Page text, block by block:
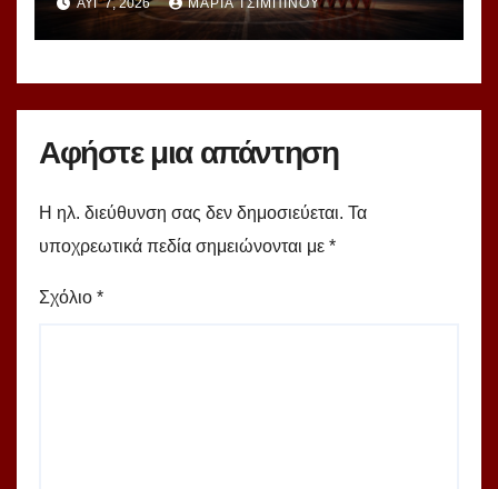
ομάδες!
ΑΥΓ 7, 2026 ΜΑΡΊΑ ΤΣΙΜΠΙΝΟΎ
Αφήστε μια απάντηση
Η ηλ. διεύθυνση σας δεν δημοσιεύεται. Τα
υποχρεωτικά πεδία σημειώνονται με *
Σχόλιο *